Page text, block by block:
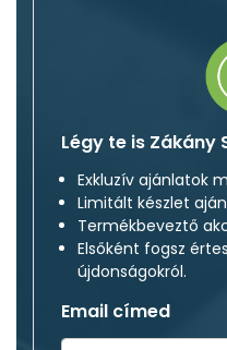
Légy te is Zákány
Exkluzív ajánlatok
Limitált készlet
Termékbeveztő
Elsőként fogsz
újdonságokról.
Email címed